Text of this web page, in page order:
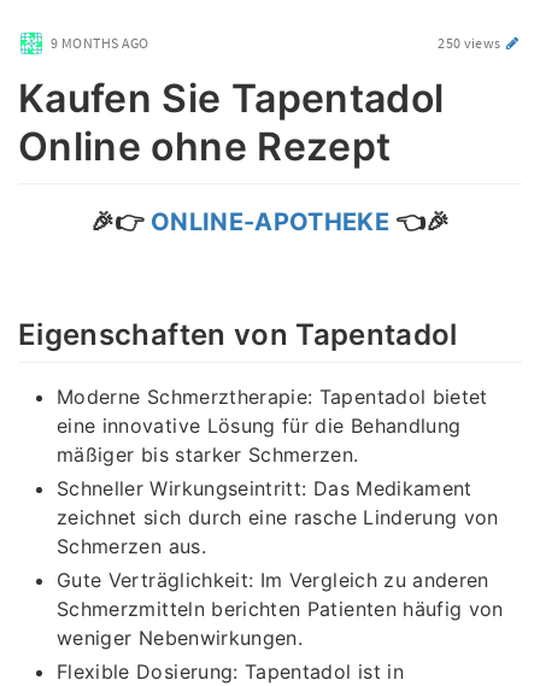
9 MONTHS AGO 250 views
Kaufen Sie Tapentadol
Online ohne Rezept
🎉👉 ONLINE-APOTHEKE 👈🎉
Eigenschaften von Tapentadol
Moderne Schmerztherapie: Tapentadol bietet
eine innovative Lösung für die Behandlung
mäßiger bis starker Schmerzen.
Schneller Wirkungseintritt: Das Medikament
zeichnet sich durch eine rasche Linderung von
Schmerzen aus.
Gute Verträglichkeit: Im Vergleich zu anderen
Schmerzmitteln berichten Patienten häufig von
weniger Nebenwirkungen.
Flexible Dosierung: Tapentadol ist in